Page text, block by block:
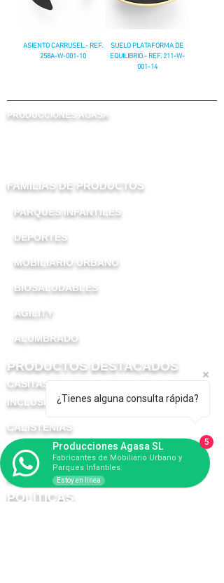
ASIENTO CARRUSEL.- REF.
258A-W-001-10
SUELO PLATAFORMA DE
EQUILIBRIO.- REF. 211-W-
001-14
PRODUCCIONES AGASA
FAMILIAS DE PRODUCTOS
PARQUES INFANTILES
DEPORTES
MOBILIARIO URBANO
BIOSALUDABLES
AGILITY
ALUMBRADO
PRODUCTOS DESTACADOS​
CASITAS
INCLUSIVOS
CALISTENIAS
TEMÁTICOS
BANCOS
POLÍTICAS
¿Tienes alguna consulta rápida?
Producciones Agasa SL
Fabricantes de Mobiliario Urbano y
Parques Infantiles.
Estoy en línea
5